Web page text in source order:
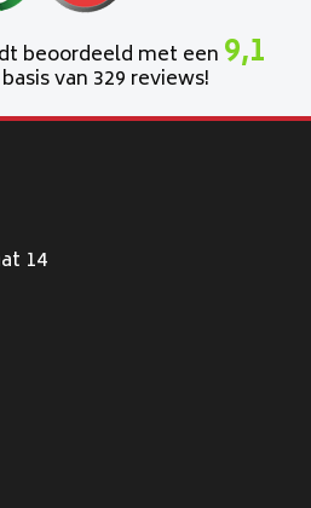
beoordeeld met een 9,1
van 329 reviews!
14